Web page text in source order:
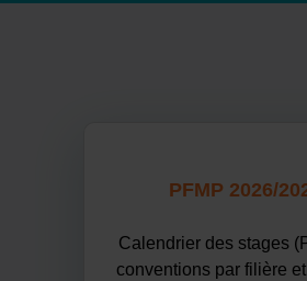
PFMP 2026/
Calendrier des stages
conventions par filière